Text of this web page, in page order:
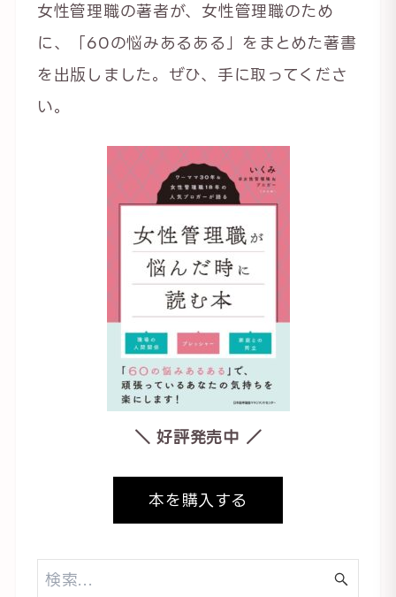
女性管理職の著者が、女性管理職のため
に、「60の悩みあるある」をまとめた著書
を出版しました。ぜひ、手に取ってくださ
い。
＼ 好評発売中 ／
本を購入する